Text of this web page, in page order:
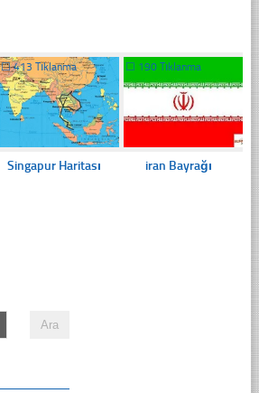
☐413 Tıklanma
Singapur Haritası
☐ 190 Tıklanma
iran Bayrağı